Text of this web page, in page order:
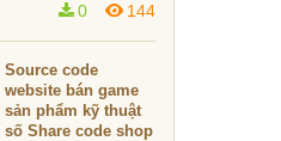
144
0
Source code
website bán game
sản phẩm kỹ thuật
số Share code shop